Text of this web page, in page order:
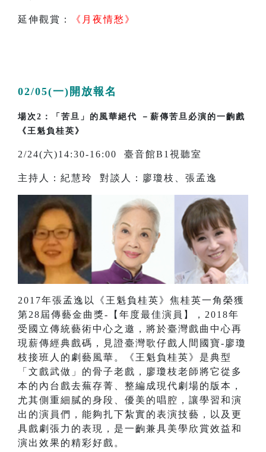
延伸觀賞： 《月夜情愁》
02/05(一)開放報名
場次2：「苦旦」的風華絕代 －薪傳苦旦必演的一齣戲
《王魁負桂英》
2/24(六)14:30-16:00 臺音館B1視聽室
主持人：紀慧玲 對談人：廖瓊枝、張孟逸
2017年張孟逸以《王魁負桂英》焦桂英一角榮獲
第28屆傳藝金曲獎-【年度最佳演員】，2018年
受國立傳統藝術中心之邀，將於臺灣戲曲中心再
現薪傳經典戲碼，見證臺灣歌仔戲人間國寶-廖瓊
枝接班人的劇藝風華。《王魁負桂英》是典型
「文戲武做」的骨子老戲，廖瓊枝老師將它從多
本的內台戲去蕪存菁、整編成現代劇場的版本，
尤其側重細膩的身段、優美的唱腔，讓學習和演
出的演員們，能夠扎下紮實的表演技藝，以及更
具戲劇張力的表現，是一齣兼具美學欣賞效益和
演出效果的精彩好戲。